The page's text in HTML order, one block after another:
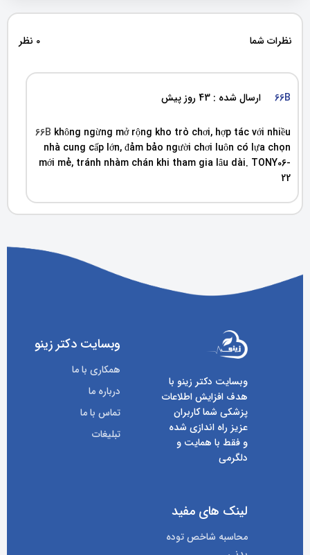
نظرات شما 0 نظر
66B ارسال شده : 43 روز پیش
66B không ngừng mở rộng kho trò chơi, hợp tác với nhiều
nhà cung cấp lớn, đảm bảo người chơi luôn có lựa chọn
mới mẻ, tránh nhàm chán khi tham gia lâu dài. TONY06-
22
وبسایت دکتر زینو با
هدف افزایش اطلاعات
پزشکی شما کاربران
عزیز راه اندازی شده
و فقط با همایت و
دلگرمی
وبسایت دکتر زینو
همکاری با ما
درباره ما
تماس با ما
تبلیغات
لینک های مفید
محاسبه شاخص توده